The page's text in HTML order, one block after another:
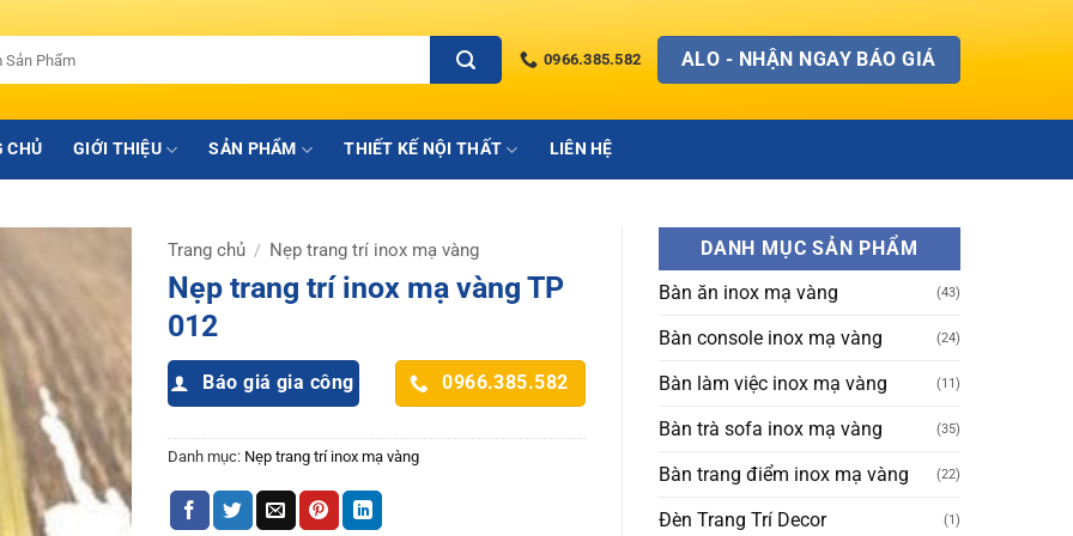
0966.385.582 ALO - NHẬN NGAY BÁO GIÁ
CHỦ GIỚI THIỆU SẢN PHẨM THIẾT KẾ NỘI THẤT LIÊN HỆ
Trang chủ / Nẹp trang trí inox mạ vàng
Nẹp trang trí inox mạ vàng TP
012
Báo giá gia công 0966.385.582
Danh mục: Nẹp trang trí inox mạ vàng
DANH MỤC SẢN PHẨM
Bàn ăn inox mạ vàng
(43)
Bàn console inox mạ vàng (24)
Bàn làm việc inox mạ vàng (11)
Bàn trà sofa inox mạ vàng (35)
Bàn trang điểm inox mạ vàng (22)
Đèn Trang Trí Decor (1)